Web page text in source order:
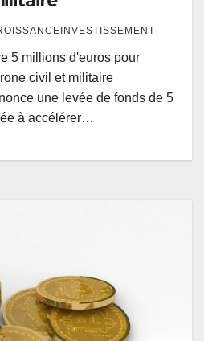
5 millions d'euros pour
civil et militaire
une levée de fonds de 5
à accélérer…